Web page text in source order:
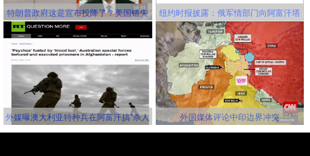
特朗普政府这是宣布投降了？美国错失
延缓新冠病毒传播的机会，并且还要一
错再错！
纽约时报披露：俄军情部门向阿富汗塔
利班关联组织秘密提供赏金，鼓励他们
击杀美军
外媒曝澳大利亚特种兵在阿富汗搞“杀人
外国媒体评论中印边界冲突